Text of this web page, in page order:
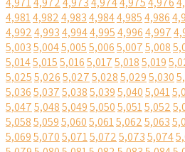
4,9814,9824,9834,9844,9854,986
4,9924,9934,9944,9954,9964,997
5,0035,0045,0055,0065,0075,008
5,0145,0155,0165,0175,0185,019
5,0255,0265,0275,0285,0295,030
5,0365,0375,0385,0395,0405,041
5,0475,0485,0495,0505,0515,052
5,0585,0595,0605,0615,0625,063
5,0695,0705,0715,0725,0735,074